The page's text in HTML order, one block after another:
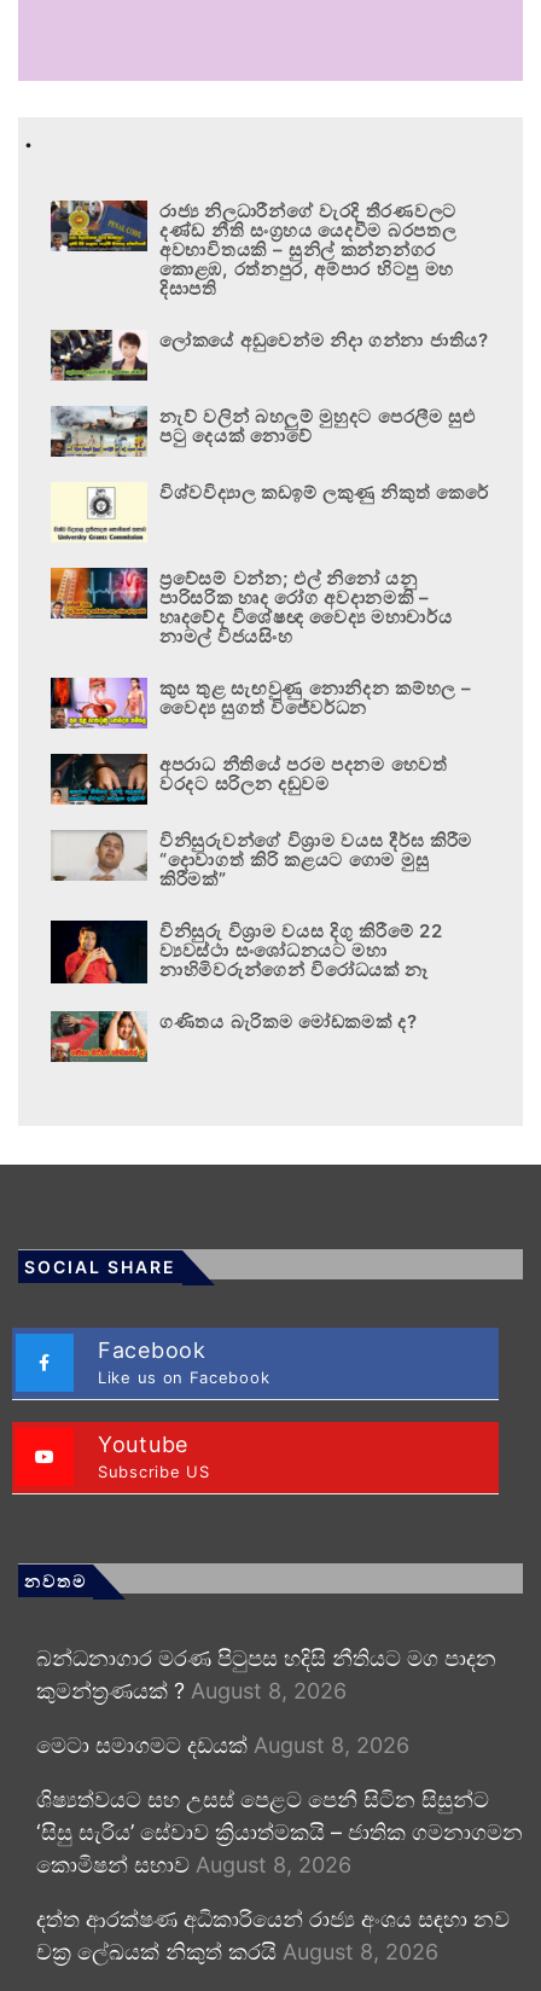
.
රාජ්‍ය නිලධාරීන්ගේ වැරදි තීරණවලට
දණ්ඩ නීති සංග්‍රහය යෙදවීම බරපතල
අවභාවිතයකි – සුනිල් කන්නන්ගර
කොළඹ, රත්නපුර, අම්පාර හිටපු මහ
දිසාපති
ලෝකයේ අඩුවෙන්ම නිදා ගන්නා ජාතිය?
නැව් වලින් බහලුම් මුහුදට පෙරලීම සුළු
පටු දෙයක් නොවේ
විශ්වවිද්‍යාල කඩඉම් ලකුණු නිකුත් කෙරේ
ප්‍රවේසම් වන්න; එල් නිනෝ යනු
පාරිසරික හෘද රෝග අවදානමකි –
හෘදවේද විශේෂඥ වෛද්‍ය මහාචාර්ය
නාමල් විජයසිංහ
කුස තුළ සැඟවුණු නොනිදන කම්හල –
වෛද්‍ය සුගත් විජේවර්ධන
අපරාධ නීතියේ පරම පදනම හෙවත්
වරදට සරිලන දඬුවම
විනිසුරුවන්ගේ විශ්‍රාම වයස දීර්ඝ කිරීම
“දොවාගත් කිරි කළයට ගොම මුසු
කිරීමක්”
විනිසුරු විශ්‍රාම වයස දිගු කිරීමේ 22
ව්‍යවස්ථා සංශෝධනයට මහා
නාහිමිවරුන්ගෙන් විරෝධයක් නෑ
ගණිතය බැරිකම මෝඩකමක් ද?
SOCIAL SHARE
Facebook
Like us on Facebook
Youtube
Subscribe US
නවතම
බන්ධනාගාර මරණ පිටුපස හදිසි නීතියට මග පාදන
කුමන්ත්‍රණයක් ? August 8, 2026
මෙටා සමාගමට දඩයක් August 8, 2026
ශිෂ්‍යත්වයට සහ උසස් පෙළට පෙනී සිටින සිසුන්ට
‘සිසු සැරිය’ සේවාව ක්‍රියාත්මකයි – ජාතික ගමනාගමන
කොමිෂන් සභාව August 8, 2026
දත්ත ආරක්ෂණ අධිකාරියෙන් රාජ්‍ය අංශය සඳහා නව
චක්‍ර ලේඛයක් නිකුත් කරයි August 8, 2026